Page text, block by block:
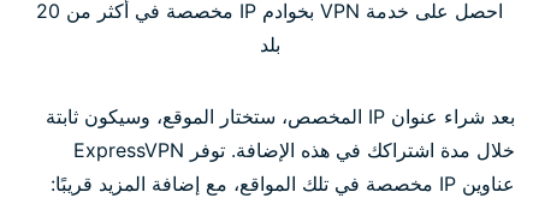
احصل على خدمة VPN بخوادم IP مخصصة في أكثر من 20
بلد
بعد شراء عنوان IP المخصص، ستختار الموقع، وسيكون ثابتة
خلال مدة اشتراكك في هذه الإضافة. توفر ExpressVPN
عناوين IP مخصصة في تلك المواقع، مع إضافة المزيد قريبًا: